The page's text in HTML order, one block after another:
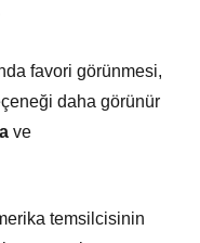
favori görünmesi,
daha görünür
ve
temsilcisinin